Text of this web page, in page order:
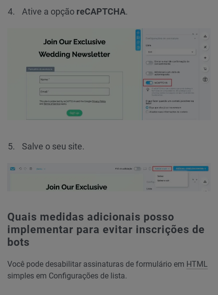
Ative a opção reCAPTCHA.
Salve o seu site.
Quais medidas adicionais posso
implementar para evitar inscrições de
bots
Você pode desabilitar assinaturas de formulário em HTML
simples em Configurações de lista.